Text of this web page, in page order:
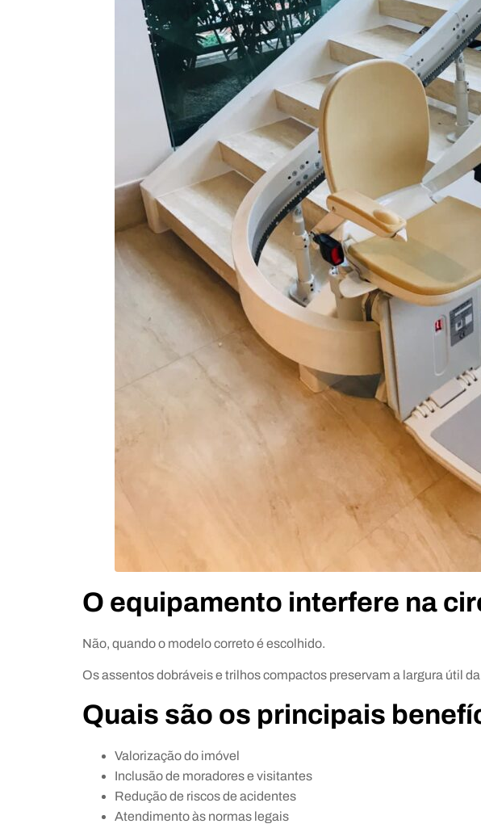
O equipamento interfere na
Não, quando o modelo correto é escolhido.
Os assentos dobráveis e trilhos compactos preservam a largura útil
Quais são os principais
Valorização do imóvel
Inclusão de moradores e visitantes
Redução de riscos de acidentes
Atendimento às normas legais